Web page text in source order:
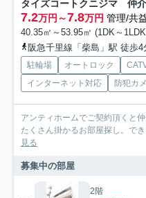
タイズコートクニジマ 仲
7.2万円～7.8万円 管理/共
40.35㎡～53.95㎡ (1DK～
阪急千里線「柴島」駅 徒歩4
駐輪場 オートロック
インターネット対応
防犯カ
アンティホームでご契約頂くと
たくさん掛かるお部屋探し。で
見る
募集中の部屋
2階